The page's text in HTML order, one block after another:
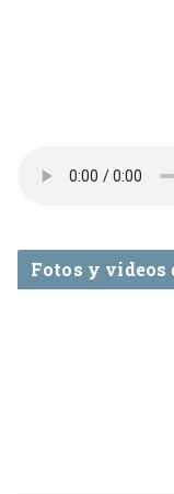
Fotos y videos